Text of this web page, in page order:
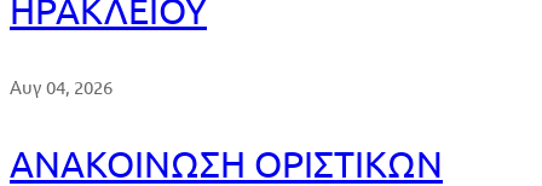
ΗΡΑΚΛΕΙΟΥ
Αυγ 04, 2026
ΑΝΑΚΟΙΝΩΣΗ ΟΡΙΣΤΙΚΩΝ